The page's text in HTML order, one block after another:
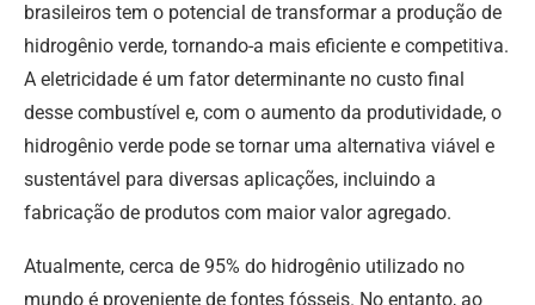
brasileiros tem o potencial de transformar a produção de
hidrogênio verde, tornando-a mais eficiente e competitiva.
A eletricidade é um fator determinante no custo final
desse combustível e, com o aumento da produtividade, o
hidrogênio verde pode se tornar uma alternativa viável e
sustentável para diversas aplicações, incluindo a
fabricação de produtos com maior valor agregado.
Atualmente, cerca de 95% do hidrogênio utilizado no
mundo é proveniente de fontes fósseis. No entanto, ao